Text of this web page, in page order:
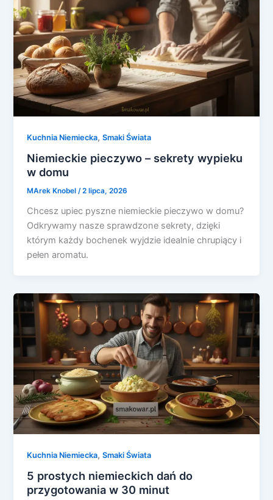
Kuchnia Niemiecka,Smaki Świata
Niemieckie pieczywo – sekrety wypieku
w domu
MArek Knobel/2 lipca, 2026
Chcesz upiec pyszne niemieckie pieczywo w domu?
Odkrywamy nasze sprawdzone sekrety, dzięki
którym każdy bochenek wyjdzie idealnie chrupiący i
pełen aromatu.
Kuchnia Niemiecka,Smaki Świata
5 prostych niemieckich dań do
przygotowania w 30 minut